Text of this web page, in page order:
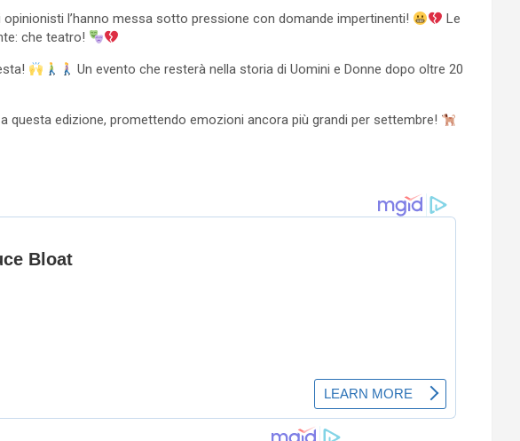
l’hanno messa sotto pressione con domande impertinenti!
Le
che teatro!
Un evento che resterà nella storia di Uomini e Donne dopo oltre 20
questa edizione, promettendo emozioni ancora più grandi per settembre!